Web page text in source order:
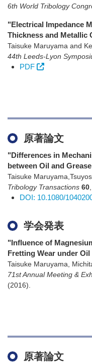
6th World Tribology
"Electrical Impedance
Thickness and Metallic
Taisuke Maruyama and
44th Leeds-Lyon
PDF
原著論文
"Differences in
between Oil and
Taisuke
Tribology Transactions 60
DOI: 10.1080/
学会発表
"Influence of
Fretting Wear under
Taisuke Maruyama,
71st Annual Meeting &
(2016)
原著論文